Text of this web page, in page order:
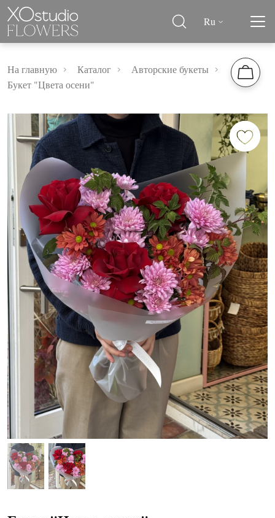
Ru
На главную Каталог
Авторские букеты
Букет "Цвета осени"